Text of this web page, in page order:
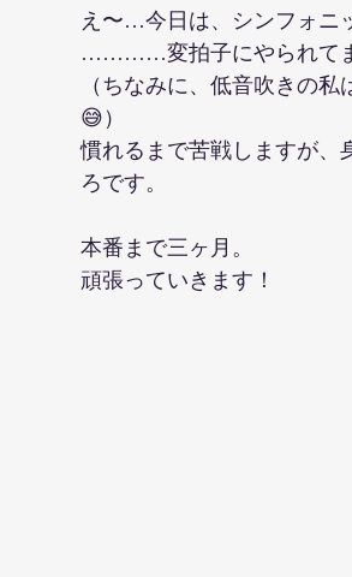
え〜…今日は、シンフォニ
…………変拍子にやられてま
（ちなみに、低音吹きの
😅）
慣れるまで苦戦しますが、
ろです。
本番まで三ヶ月。
頑張っていきます！